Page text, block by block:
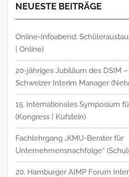
NEUESTE BEITRÄGE
Online-Infoabend:
| Online)
20-jähriges Jubiläum des DSIM
Schweizer Interim Manager
15. Internationales Symposium
(Kongress | Kufstein)
Fachlehrgang „KMU-Berater für
Unternehmensnachfolge“
20. Hamburger AIMP Forum